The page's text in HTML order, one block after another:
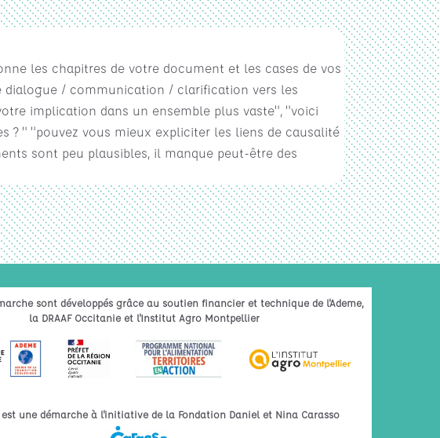
les chapitres de votre document et les cases de vos
/ communication / clarification vers les
implication dans un ensemble plus vaste", "voici
" "pouvez vous mieux expliciter les liens de causalité
sont peu plausibles, il manque peut-être des
sont développés grâce au soutien financier et technique de l'Ademe,
la DRAAF Occitanie et l'Institut Agro Montpellier
une démarche à l'initiative de la Fondation Daniel et Nina Carasso